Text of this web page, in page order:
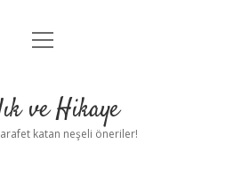
Anasayfa
Yasal Uyarı
menüyü
ve Hikaye
katan neşeli öneriler!